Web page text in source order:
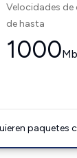
Velocidades de
de hasta
1000